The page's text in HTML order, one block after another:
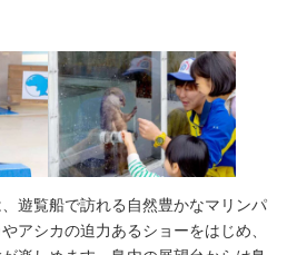
遊覧船で訪れる自然豊かなマリンパ
アシカの迫力あるショーをはじめ、